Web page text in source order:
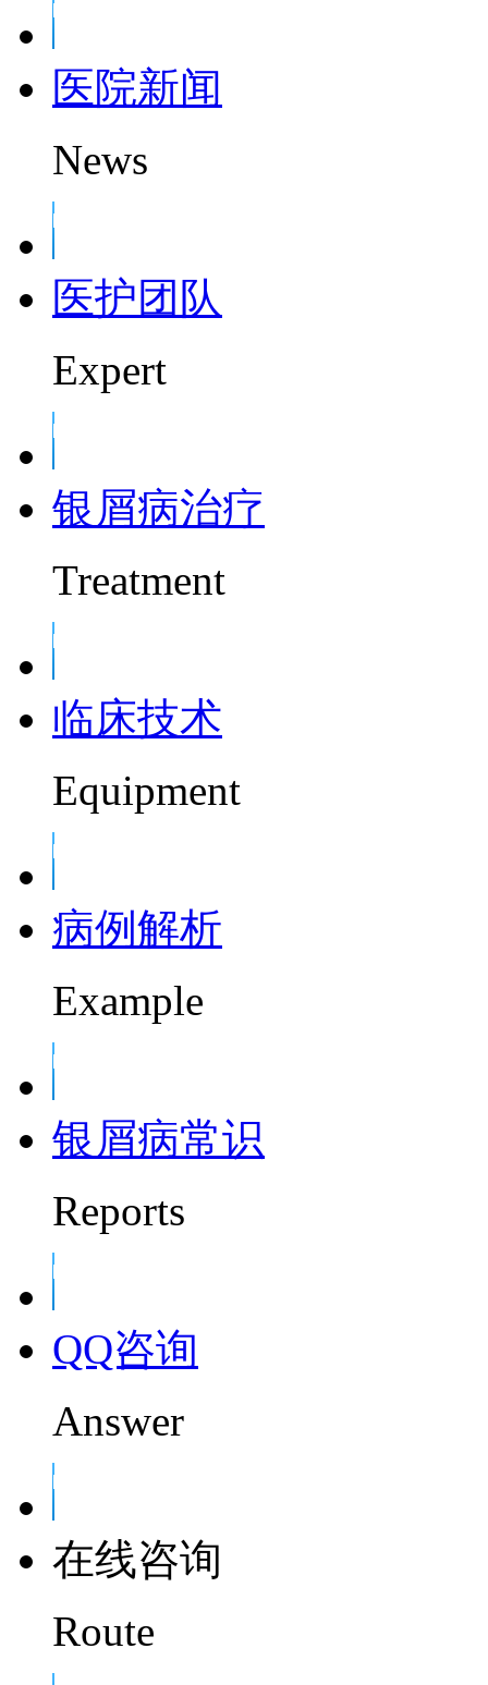
医院新闻
News
医护团队
Expert
银屑病治疗
Treatment
临床技术
Equipment
病例解析
Example
银屑病常识
Reports
QQ咨询
Answer
在线咨询
Route